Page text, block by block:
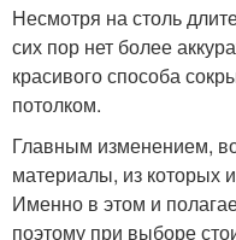
Несмотря на столь
сих пор нет более
красивого способа
потолком.
Главным изменением,
материалы, из которых
Именно в этом и
поэтому при выборе